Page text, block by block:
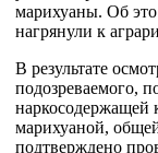
марихуаны. Об
нагрянули к
В результате
подозреваемого,
наркосодержащей
марихуаной,
подтверждено